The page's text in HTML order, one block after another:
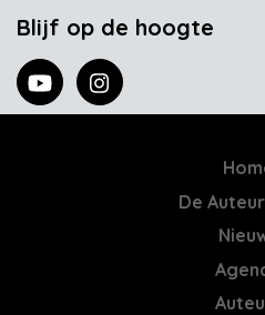
Blijf op de hoogte
De